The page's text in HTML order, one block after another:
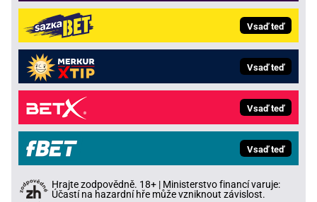
Vsaď teď
Vsaď teď
Vsaď teď
Vsaď teď
Hrajte zodpovědně. 18+ | Ministerstvo financí varuje:
Účastí na hazardní hře může vzniknout závislost.